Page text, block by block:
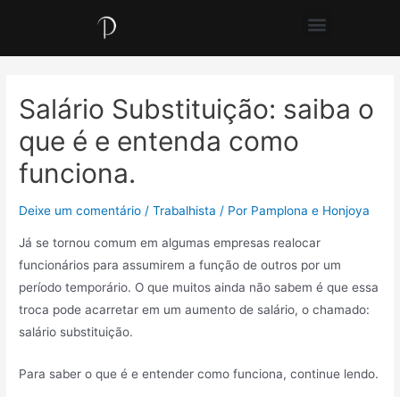
Salário Substituição: saiba o
que é e entenda como
funciona.
Deixe um comentário /Trabalhista / Por Pamplona e Honjoya
Já se tornou comum em algumas empresas realocar
funcionários para assumirem a função de outros por um
período temporário. O que muitos ainda não sabem é que essa
troca pode acarretar em um aumento de salário, o chamado:
salário substituição.
Para saber o que é e entender como funciona, continue lendo.